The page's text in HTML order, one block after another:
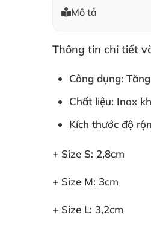
Mô tả
Thông tin chi tiết
Công dụng:
Chất liệu: Inox
Kích thước độ
+ Size S: 2,8cm
+ Size M: 3cm
+ Size L: 3,2cm